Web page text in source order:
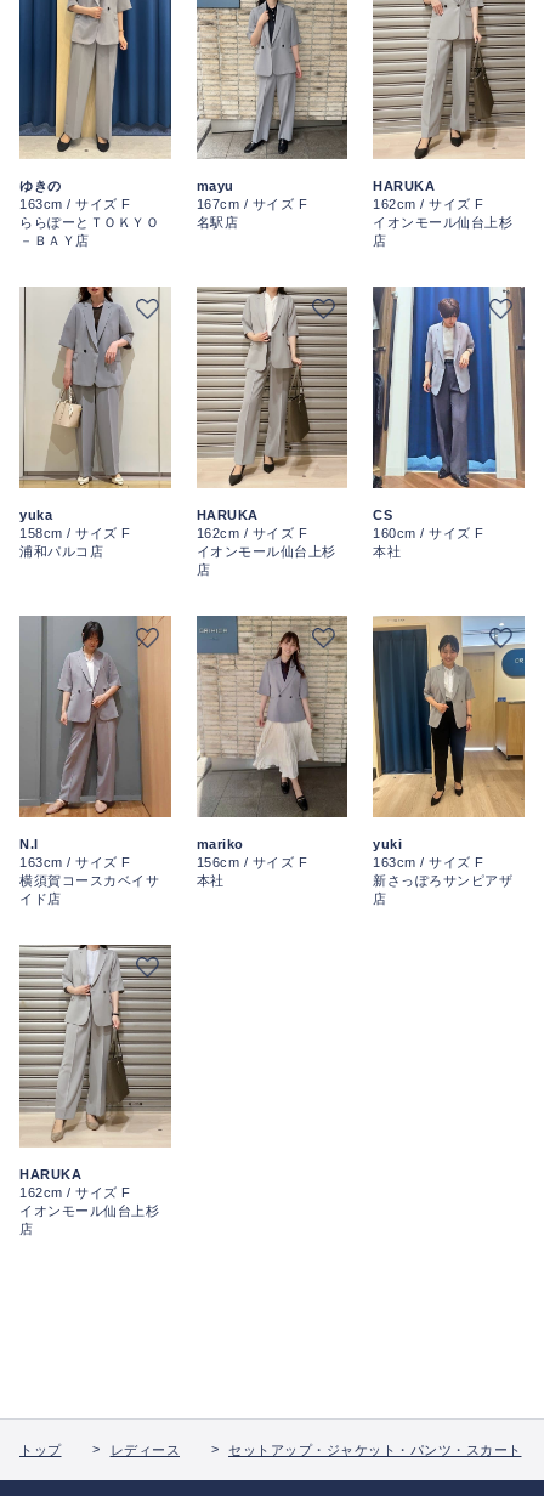
ゆきの
163cm / サイズ F
ららぽーとＴＯＫＹＯ
－ＢＡＹ店
mayu
167cm / サイズ F
名駅店
HARUKA
162cm / サイズ F
イオンモール仙台上杉
店
yuka
158cm / サイズ F
浦和パルコ店
HARUKA
162cm / サイズ F
イオンモール仙台上杉
店
CS
160cm / サイズ F
本社
N.I
163cm / サイズ F
横須賀コースカベイサ
イド店
mariko
156cm / サイズ F
本社
yuki
163cm / サイズ F
新さっぽろサンピアザ
店
HARUKA
162cm / サイズ F
イオンモール仙台上杉
店
トップ レディース セットアップ・ジャケット・パンツ・スカート